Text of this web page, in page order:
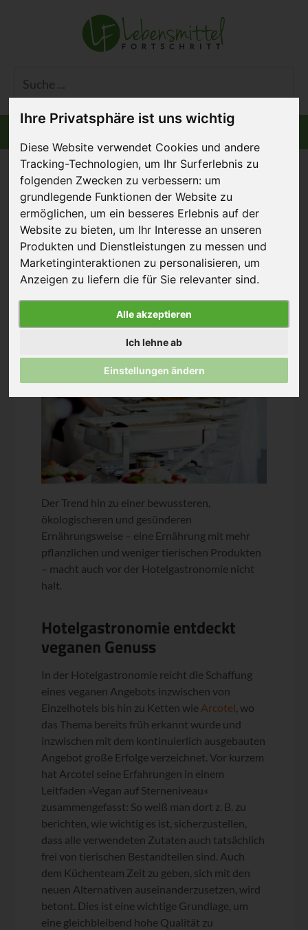
Ihre Privatsphäre ist uns wichtig
Diese Website verwendet Cookies und andere
Tracking-Technologien, um Ihr Surferlebnis zu
folgenden Zwecken zu verbessern: um
grundlegende Funktionen der Website zu
ermöglichen, um ein besseres Erlebnis auf der
Website zu bieten, um Ihr Interesse an unseren
Produkten und Dienstleistungen zu messen und
Marketinginteraktionen zu personalisieren, um
Anzeigen zu liefern die für Sie relevanter sind.
Alle akzeptieren
Ich lehne ab
Einstellungen ändern
Hotelgastronomie
vegan
07. Juli 2015
Der Trend hin zu einer bewussteren,
ökologischeren und gesünderen
Ernährungsweise – eine Ernährung mit mehr
pflanzlichen und weniger tierischen Produkten
– macht auch vor der Hotelgastronomie nicht
halt.
Hotelgastronomie entdeckt
veganen Genuss
In der Hotelgastronomie reicht die Schaffung
eines veganen Angebots inzwischen von
Einzelhotels bis hin zu Ketten wie Arcotel, wo
das Thema bereits früh erkannt wurde und
inzwischen mit dem kontinuierlich ausgebauten
Angebot große Erfolge verzeichnet. Vor kurzem
hat Arcotel seine Erfahrungen in einem
Leitfaden »Vegan auf Sterneniveau«
zusammengefasst: So weiß man dort z. B. zu
berichten, wie wichtig es ist, sicherzustellen,
dass alle verwendeten Zutaten auch tatsächlich
frei von tierischen Bestandteilen sind. Auch
dem Küchenteam Zeit zu geben, sich mit den
neuen Alternativen auseinanderzusetzen, wird
betont. Dies ist eine wichtige Grundlage, um
eine gleichbleibend hohe Qualität zu